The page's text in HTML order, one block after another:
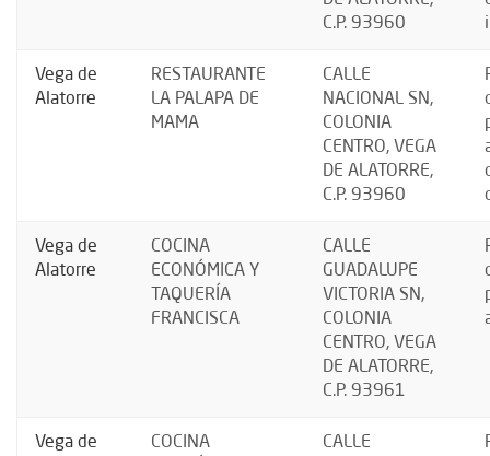
C.P. 93960
Vega de
Alatorre
RESTAURANTE
LA PALAPA DE
MAMA
CALLE
NACIONAL SN,
COLONIA
CENTRO, VEGA
DE ALATORRE,
C.P. 93960
Vega de
Alatorre
COCINA
ECONÓMICA Y
TAQUERÍA
FRANCISCA
CALLE
GUADALUPE
VICTORIA SN,
COLONIA
CENTRO, VEGA
DE ALATORRE,
C.P. 93961
Vega de
COCINA
CALLE